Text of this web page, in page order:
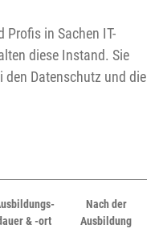
Profis in Sachen IT-
diese Instand. Sie
den Datenschutz und die
& -ort
Nach der
Ausbildung